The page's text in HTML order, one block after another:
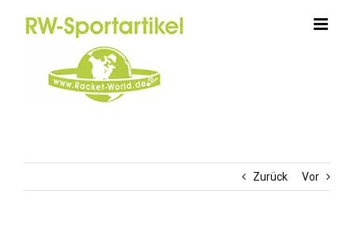
Zurück Vor